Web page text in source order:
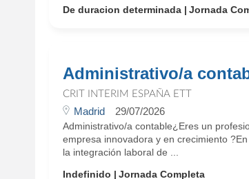
De duracion determinada
Jornada
Administrativo/a
CRIT INTERIM ESPAÑA ETT
Madrid 29/07/2026
Administrativo/a contable¿Eres un
empresa innovadora y en crecimiento
la integración laboral de ...
Indefinido
Jornada Completa